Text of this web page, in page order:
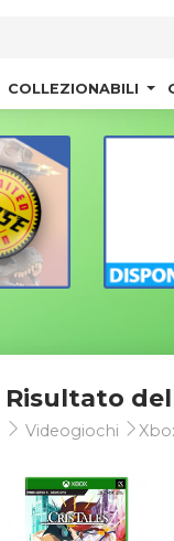
COLLEZIONABILI
Risultato
Videogiochi